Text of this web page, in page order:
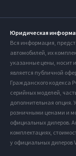
Юридическая
Вся информация,
автомобилей, их
указанные цены, носит
является публичной
Гражданского кодекса
серийных моделей,
дополнительная
розничными ценами и
официальных дилеров.
комплектациях,
у официальных дилеров